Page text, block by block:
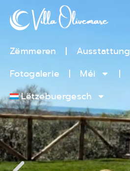
Zëmmeren Ausstattung
Fotogalerie
Méi
Lëtzebuergesch